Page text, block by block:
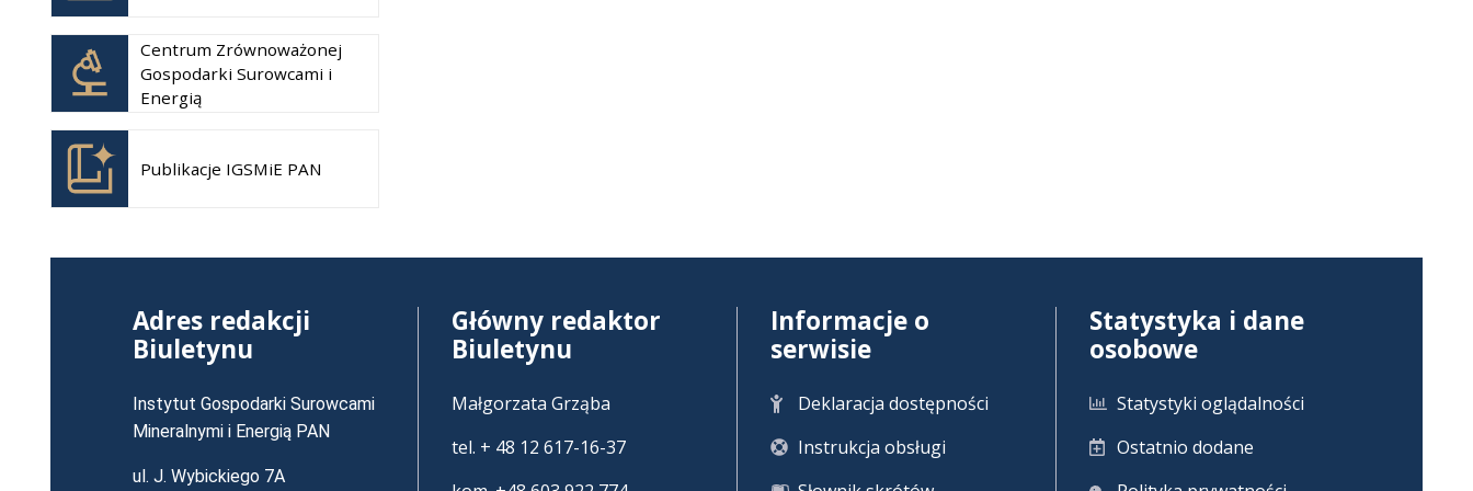
karcie
Centrum Zrównoważonej
Gospodarki Surowcami i
Energią
Otwiera
się w
nowej
karcie
Publikacje IGSMiE PAN
Otwiera
się w
nowej
karcie
Adres redakcji
Biuletynu
Instytut Gospodarki Surowcami
Mineralnymi i Energią PAN
ul. J. Wybickiego 7A
Główny redaktor
Biuletynu
Małgorzata Grząba
tel. + 48 12 617-16-37
Informacje o
serwisie
Deklaracja dostępności
Instrukcja obsługi
Statystyka i dane
osobowe
Statystyki oglądalności
Ostatnio dodane